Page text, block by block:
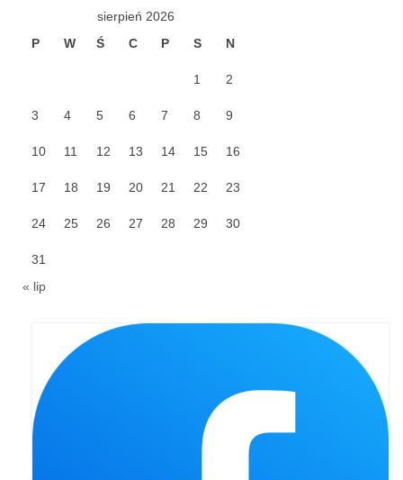
Pierwsza Komunia Święta – Grupa 2
Pierwsza Komunia Święta – Grupa 3
Boże Ciało
Galerie 2020
Uroczystość Św. Jakuba Apostoła 2020
Wizytacja Kanoniczna 21.06.2020
sierpień 2026
P
W Ś C P S N
1 2
3 4 5 6 7 8 9
10 11 12 13 14 15 16
17 18 19 20 21 22 23
24 25 26 27 28 29 30
31
« lip